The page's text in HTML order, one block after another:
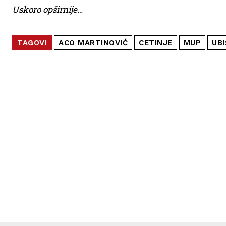
Uskoro opširnije…
TAGOVI ACO MARTINOVIĆ CETINJE MUP